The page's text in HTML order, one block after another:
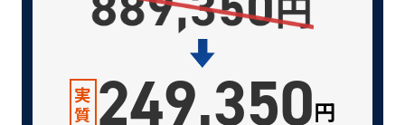
実
質 249,350円